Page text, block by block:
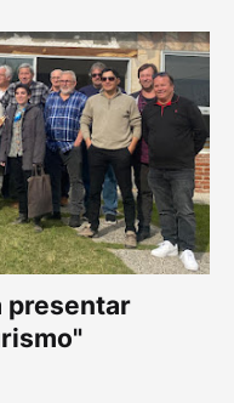
presentar